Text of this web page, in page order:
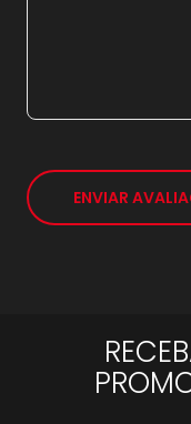
ENVIAR